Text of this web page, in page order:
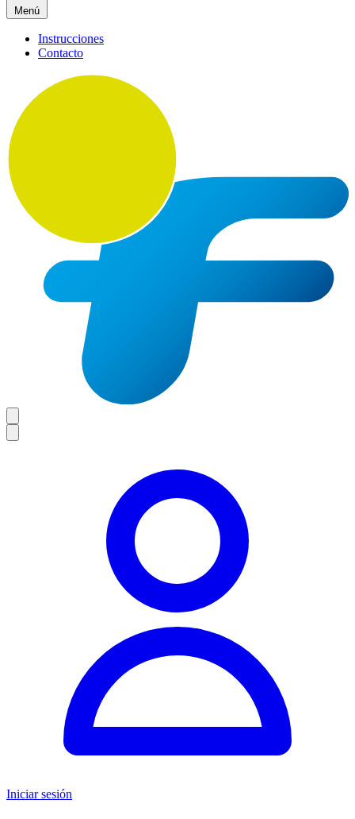
Menú
Instrucciones
Contacto
Iniciar sesión